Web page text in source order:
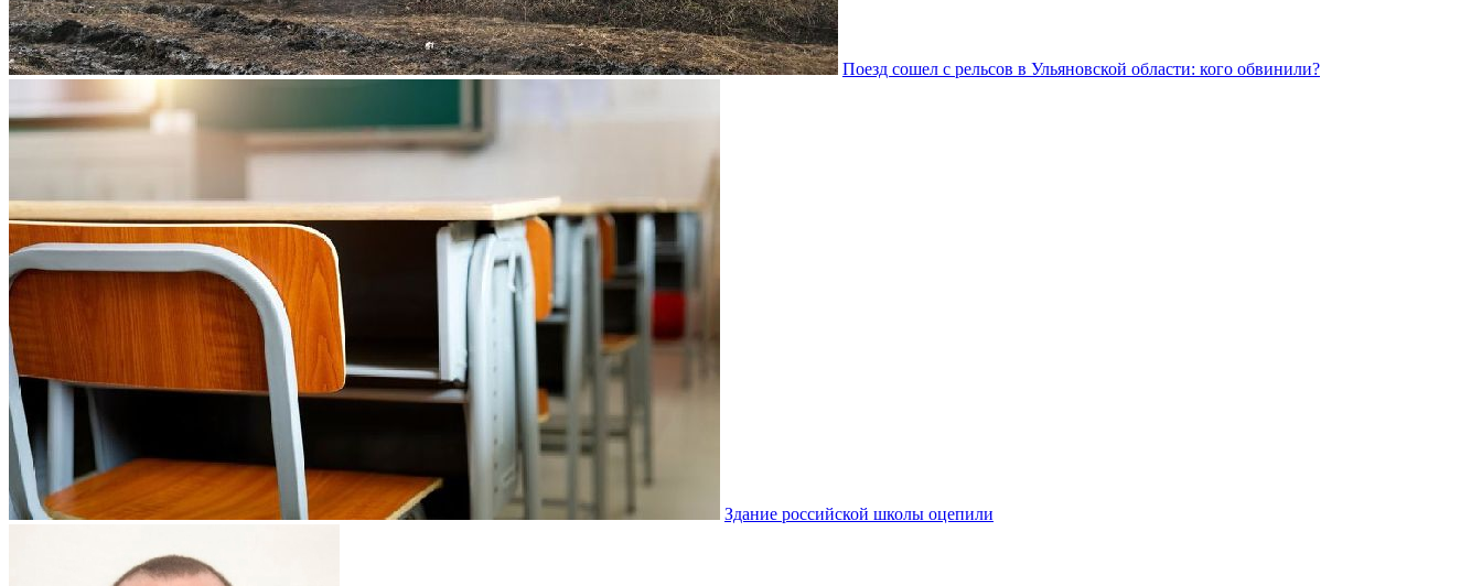
Поезд сошел с рельсов в Ульяновской области: кого обвинили?
Здание российской школы оцепили